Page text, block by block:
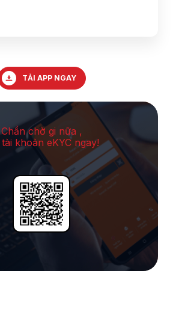
TẢI APP NGAY
Chần chờ gi nữa ,
khoản eKYC ngay!